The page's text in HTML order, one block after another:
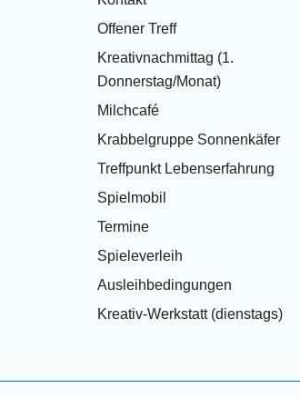
Offener Treff
Kreativnachmittag (1.
Donnerstag/Monat)
Milchcafé
Krabbelgruppe Sonnenkäfer
Treffpunkt Lebenserfahrung
Spielmobil
Termine
Spieleverleih
Ausleihbedingungen
Kreativ-Werkstatt (dienstags)